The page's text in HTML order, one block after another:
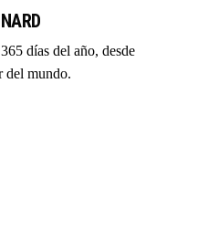
días del año, desde
del mundo.